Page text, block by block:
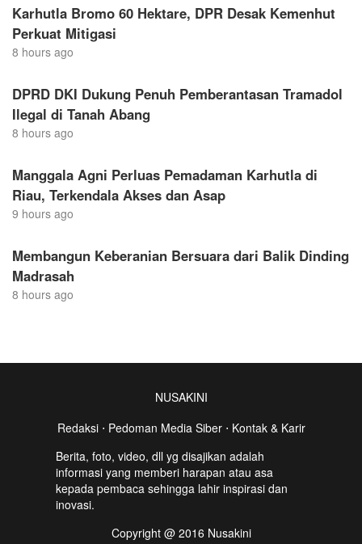
Karhutla Bromo 60 Hektare, DPR Desak Kemenhut
Perkuat Mitigasi
8 hours ago
DPRD DKI Dukung Penuh Pemberantasan Tramadol
Ilegal di Tanah Abang
8 hours ago
Manggala Agni Perluas Pemadaman Karhutla di
Riau, Terkendala Akses dan Asap
9 hours ago
Membangun Keberanian Bersuara dari Balik Dinding
Madrasah
8 hours ago
NUSAKINI
Redaksi⋅ Pedoman Media Siber⋅ Kontak & Karir
Berita, foto, video, dll yg disajikan adalah
informasi yang memberi harapan atau asa
kepada pembaca sehingga lahir inspirasi dan
inovasi.
Copyright @ 2016 Nusakini